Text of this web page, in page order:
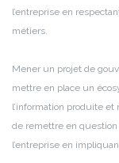
l’entreprise en
métiers.
Mener un projet de
mettre en place un
l’information produite et
de remettre en
l’entreprise en